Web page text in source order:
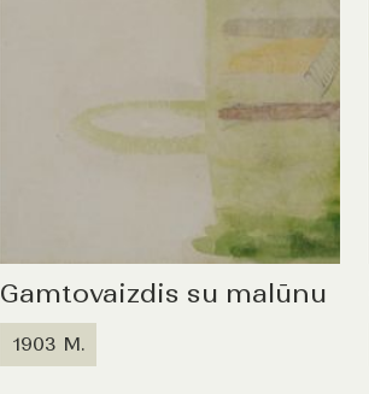
Gamtovaizdis su malūnu
1903 M.